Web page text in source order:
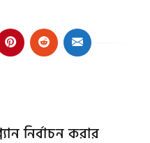
নির্বাচন করার